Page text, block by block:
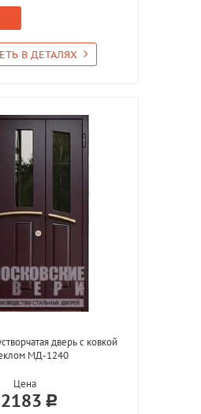
В ДЕТАЛЯХ
дверь с ковкой
МД-1240
Цена